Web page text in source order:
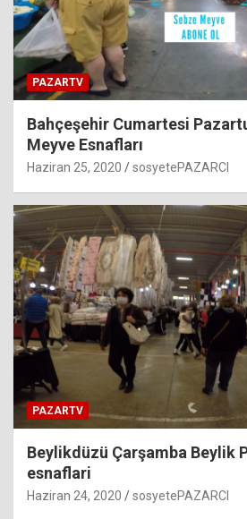
PAZARTV
Bahçeşehir Cumartesi
Meyve Esnafları
Haziran 25, 2020 sosyetePAZARCI
PAZARTV
Beylikdüzü Çarşamba Beylik
esnaflari
Haziran 24, 2020 sosyetePAZARCI